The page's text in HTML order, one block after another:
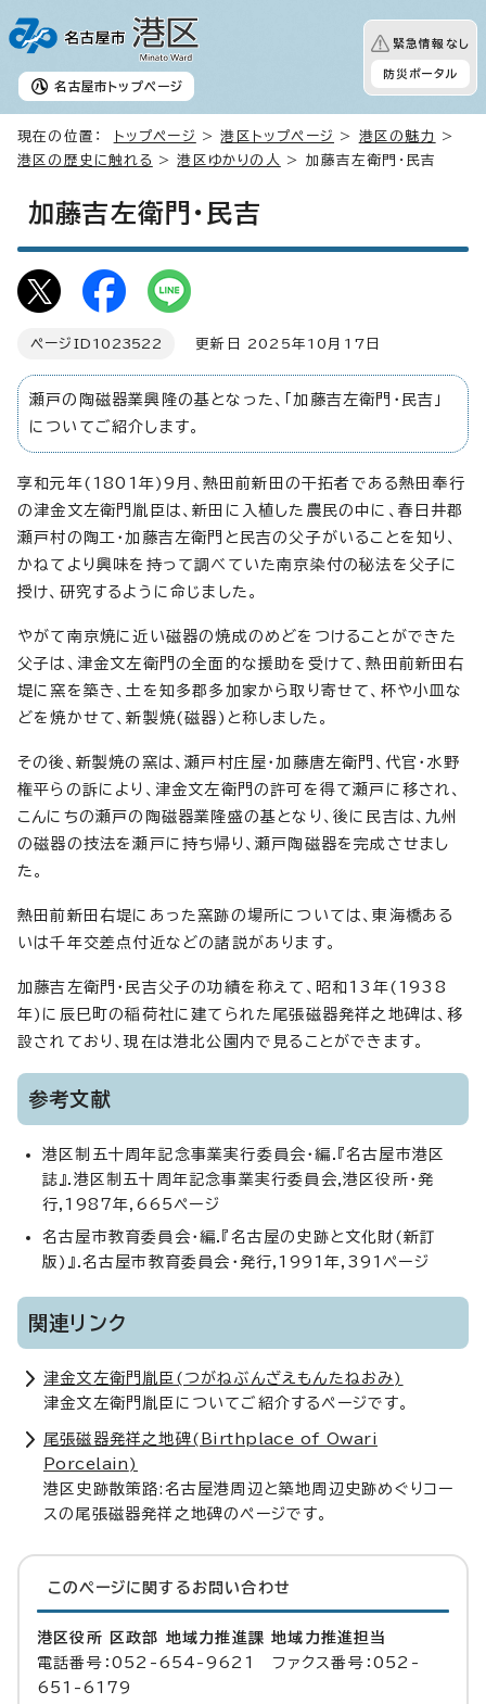
名古屋市 トップページ
緊急情報なし
防災ポータル
現在の位置： トップページ >港区トップページ > 港区の魅力
>
港区の歴史に触れる
>港区ゆかりの人 > 加藤吉左衛門・民吉
加藤吉左衛門・民吉
ページID 1023522 更新日 2025年10月17日
瀬戸の陶磁器業興隆の基となった、「加藤吉左衛門・民吉」
についてご紹介します。
享和元年(1801年)9月、熱田前新田の干拓者である熱田奉行
の津金文左衛門胤臣は、新田に入植した農民の中に、春日井郡
瀬戸村の陶工・加藤吉左衛門と民吉の父子がいることを知り、
かねてより興味を持って調べていた南京染付の秘法を父子に
授け、研究するように命じました。
やがて南京焼に近い磁器の焼成のめどをつけることができた
父子は、津金文左衛門の全面的な援助を受けて、熱田前新田右
堤に窯を築き、土を知多郡多加家から取り寄せて、杯や小皿な
どを焼かせて、新製焼(磁器)と称しました。
その後、新製焼の窯は、瀬戸村庄屋・加藤唐左衛門、代官・水野
権平らの訴により、津金文左衛門の許可を得て瀬戸に移され、
こんにちの瀬戸の陶磁器業隆盛の基となり、後に民吉は、九州
の磁器の技法を瀬戸に持ち帰り、瀬戸陶磁器を完成させまし
た。
熱田前新田右堤にあった窯跡の場所については、東海橋ある
いは千年交差点付近などの諸説があります。
加藤吉左衛門・民吉父子の功績を称えて、昭和13年(1938
年)に辰巳町の稲荷社に建てられた尾張磁器発祥之地碑は、移
設されており、現在は港北公園内で見ることができます。
参考文献
港区制五十周年記念事業実行委員会・編.『名古屋市港区
誌』.港区制五十周年記念事業実行委員会,港区役所・発
行,1987年,665ページ
名古屋市教育委員会・編.『名古屋の史跡と文化財(新訂
版)』.名古屋市教育委員会・発行,1991年,391ページ
関連リンク
津金文左衛門胤臣(つがねぶんざえもんたねおみ)
津金文左衛門胤臣についてご紹介するページです。
尾張磁器発祥之地碑( Birthplace of Owari
Porcelain )
港区史跡散策路:名古屋港周辺と築地周辺史跡めぐりコー
スの尾張磁器発祥之地碑のページです。
このページに関する お問い合わせ
港区役所 区政部 地域力推進課 地域力推進担当
電話番号：052-654-9621 ファクス番号：052-
651-6179